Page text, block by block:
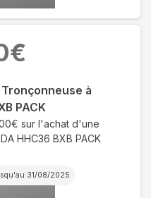
à
PACK
sur l'achat d'une
HHC36 BXB PACK
31/08/2025
€